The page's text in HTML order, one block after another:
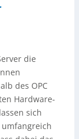
die
des OPC
Hardware-
sich